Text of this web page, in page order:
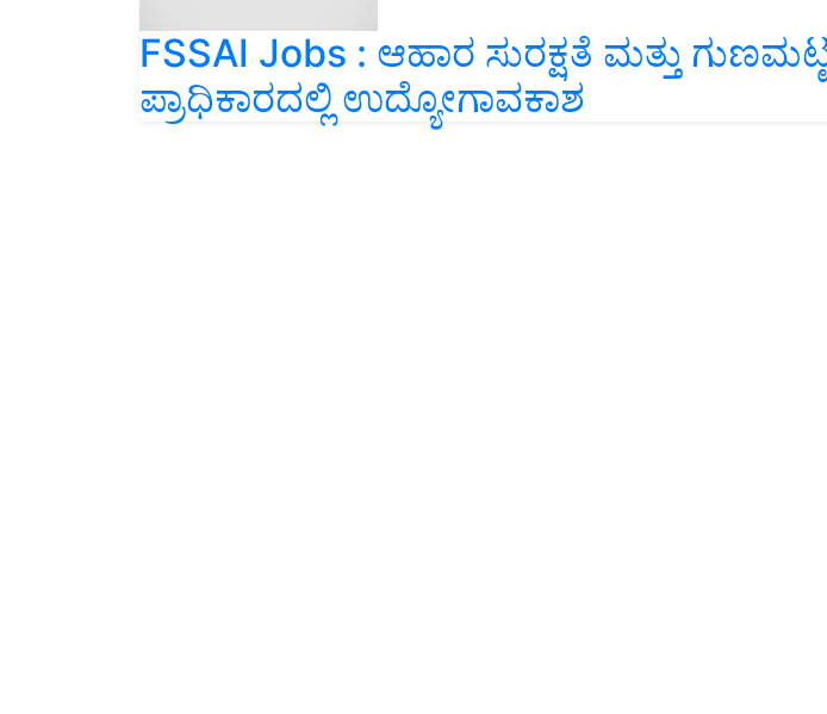
FSSAI Jobs : ಆಹಾರ ಸುರಕ್ಷತೆ ಮತ್ತು ಗುಣಮಟ್ಟ
ಪ್ರಾಧಿಕಾರದಲ್ಲಿ ಉದ್ಯೋಗಾವಕಾಶ